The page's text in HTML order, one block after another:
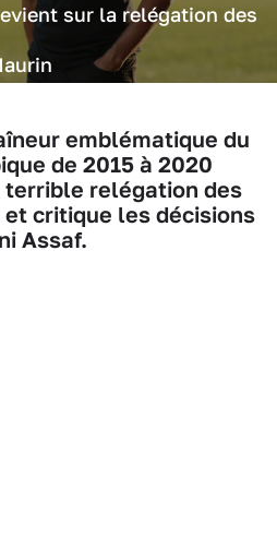
sur la relégation des
emblématique du
de 2015 à 2020
relégation des
et critique les décisions
Assaf.